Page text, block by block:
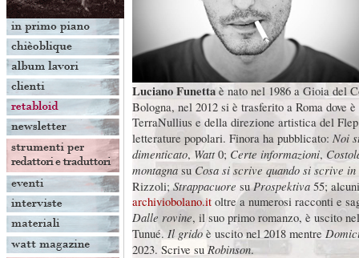
Luciano Funetta è nato nel 1986 a Gioia del
Bologna, nel 2012 si è trasferito a Roma dove
TerraNullius e della direzione artistica del
letterature popolari. Finora ha pubblicato: Noi
dimenticato, Watt0; Certe informazioni,
montagna su Cosa si scrive quando si scrive
Rizzoli;Strappacuore suProspektiva 55;
archiviobolano.it oltre a numerosi racconti e
Dalle rovine, il suo primo romanzo, è uscito
Tunué.Il grido è uscito nel 2018 mentre
2023. Scrive su Robinson.